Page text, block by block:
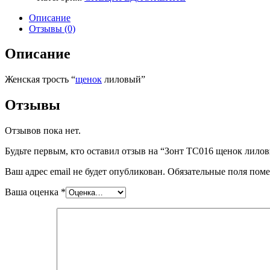
ТС016
щенок
лиловый
Описание
Отзывы (0)
Описание
Женская трость “щенок лиловый”
Отзывы
Отзывов пока нет.
Будьте первым, кто оставил отзыв на “Зонт ТС016 щенок
Ваш адрес email не будет опубликован. Обязательные поля
Ваша оценка *